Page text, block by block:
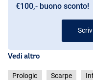
€100,- buono sconto!
Vedi altro
Prologic Scarpe